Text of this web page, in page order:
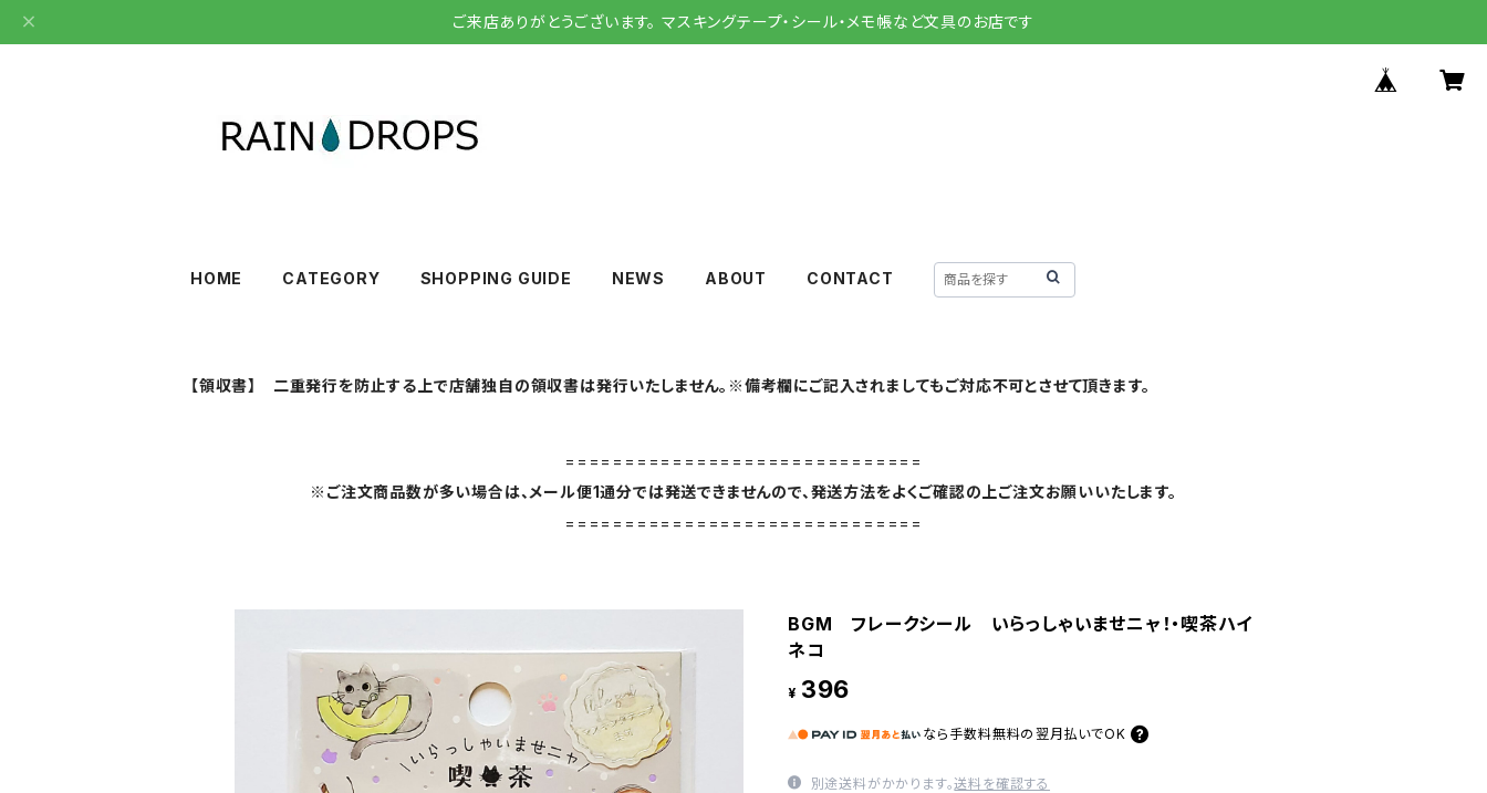
ご来店ありがとうございます。 マスキングテープ・シール・メモ帳など文具のお店です
HOME CATEGORY SHOPPING GUIDE NEWS ABOUT CONTACT
【領収書】 二重発行を防止する上で店舗独自の領収書は発行いたしません。※備考欄にご記入されましてもご対応不可とさせて頂きます。
==============================
※ご注文商品数が多い場合は、メール便1通分では発送できませんので、発送方法をよくご確認の上ご注文お願いいたします。
==============================
BGM フレークシール いらっしゃいませニャ！・喫茶ハイ
ネコ
¥ 396
なら 手数料無料の 翌月払いでOK
別途送料がかかります。送料を確認する